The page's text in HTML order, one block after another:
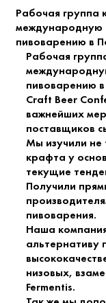
Рабочая группа
международную
пивоварению в
Рабочая
пивоварению
Craft Beer
важнейших
поставщиков
Мы изучили не
крафта у
текущие
Получили
пивоварения.
Наша
альтернативу
низовых,
Fermentis.